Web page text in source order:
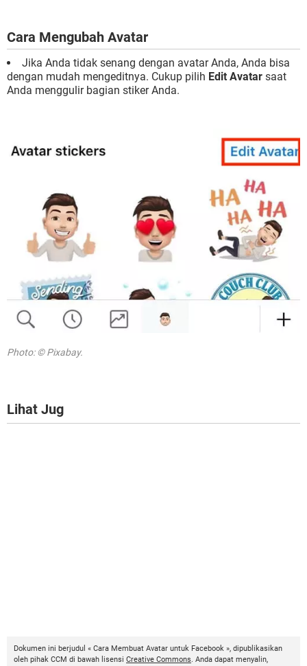
Cara Mengubah Avatar
Jika Anda tidak senang dengan avatar Anda, Anda bisa
dengan mudah mengeditnya. Cukup pilih Edit Avatar saat
Anda menggulir bagian stiker Anda.
Photo: © Pixabay.
Lihat Jug
Dokumen ini berjudul « Cara Membuat Avatar untuk Facebook », dipublikasikan
oleh pihak CCM di bawah lisensi Creative Commons. Anda dapat menyalin,